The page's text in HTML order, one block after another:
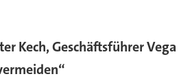
Kech, Geschäftsführer Vega